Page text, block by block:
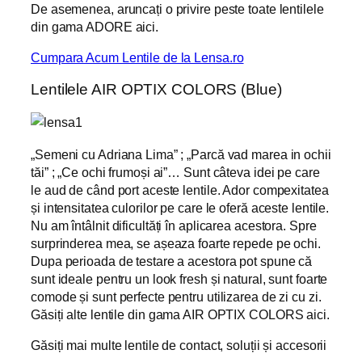
De asemenea, aruncați o privire peste toate lentilele
din gama ADORE aici.
Cumpara Acum Lentile de la Lensa.ro
Lentilele AIR OPTIX COLORS (Blue)
„Semeni cu Adriana Lima” ; „Parcă vad marea in ochii
tăi” ; „Ce ochi frumoși ai”… Sunt câteva idei pe care
le aud de când port aceste lentile. Ador compexitatea
și intensitatea culorilor pe care le oferă aceste lentile.
Nu am întâlnit dificultăți în aplicarea acestora. Spre
surprinderea mea, se așeaza foarte repede pe ochi.
Dupa perioada de testare a acestora pot spune că
sunt ideale pentru un look fresh și natural, sunt foarte
comode și sunt perfecte pentru utilizarea de zi cu zi.
Găsiți alte lentile din gama AIR OPTIX COLORS aici.
Găsiți mai multe lentile de contact, soluții și accesorii